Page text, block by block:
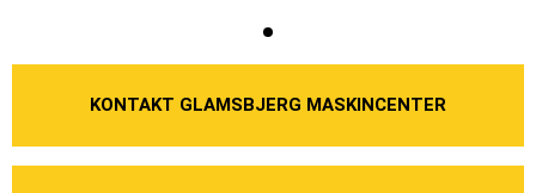
KONTAKT GLAMSBJERG MASKINCENTER